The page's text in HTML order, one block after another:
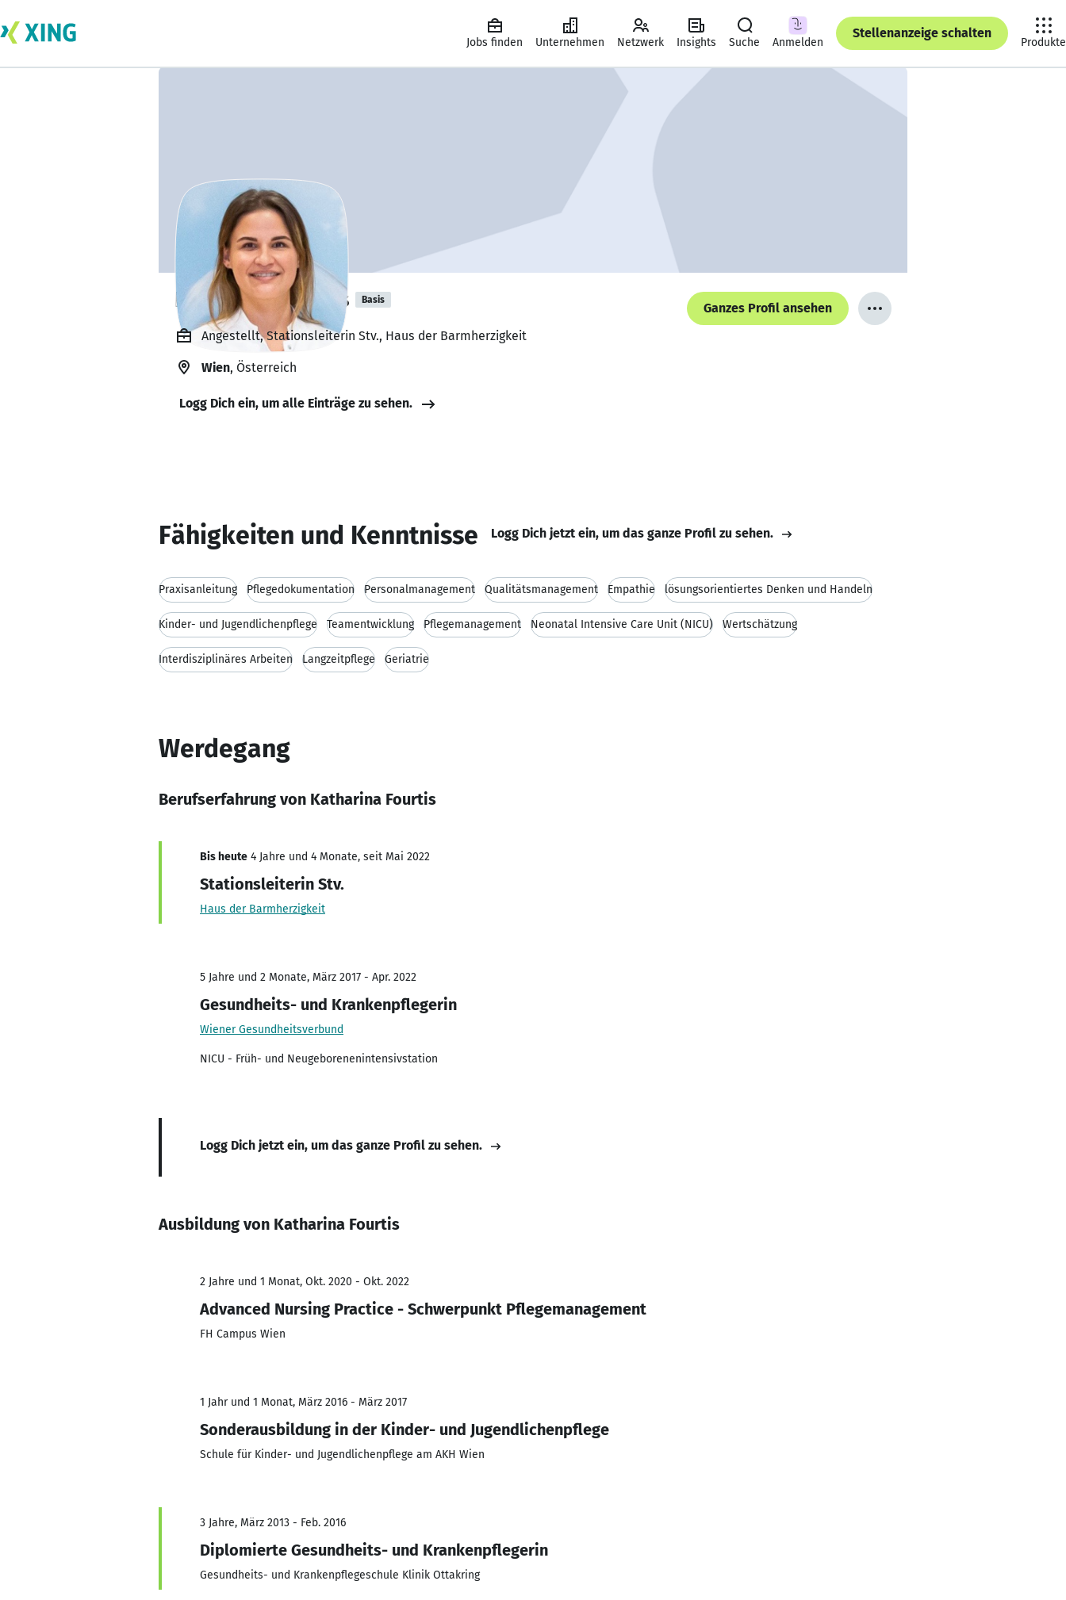
Jobs finden Unternehmen Netzwerk Insights Suche Anmelden
Stellenanzeige schalten
Produkte
Katharina Fourtis Basis
Ganzes Profil ansehen
Angestellt, Stationsleiterin Stv., Haus der Barmherzigkeit
Wien, Österreich
Logg Dich ein, um alle Einträge zu sehen.
Fähigkeiten und Kenntnisse Logg Dich jetzt ein, um das ganze Profil zu sehen.
Praxisanleitung Pflegedokumentation Personalmanagement Qualitätsmanagement Empathie lösungsorientiertes Denken und Handeln
Kinder- und Jugendlichenpflege Teamentwicklung Pflegemanagement Neonatal Intensive Care Unit (NICU) Wertschätzung
Interdisziplinäres Arbeiten Langzeitpflege Geriatrie
Werdegang
Berufserfahrung von Katharina Fourtis
Bis heute 4 Jahre und 4 Monate, seit Mai 2022
Stationsleiterin Stv.
Haus der Barmherzigkeit
5 Jahre und 2 Monate, März 2017 - Apr. 2022
Gesundheits- und Krankenpflegerin
Wiener Gesundheitsverbund
NICU - Früh- und Neugeborenenintensivstation
Logg Dich jetzt ein, um das ganze Profil zu sehen.
Ausbildung von Katharina Fourtis
2 Jahre und 1 Monat, Okt. 2020 - Okt. 2022
Advanced Nursing Practice - Schwerpunkt Pflegemanagement
FH Campus Wien
1 Jahr und 1 Monat, März 2016 - März 2017
Sonderausbildung in der Kinder- und Jugendlichenpflege
Schule für Kinder- und Jugendlichenpflege am AKH Wien
3 Jahre, März 2013 - Feb. 2016
Diplomierte Gesundheits- und Krankenpflegerin
Gesundheits- und Krankenpflegeschule Klinik Ottakring